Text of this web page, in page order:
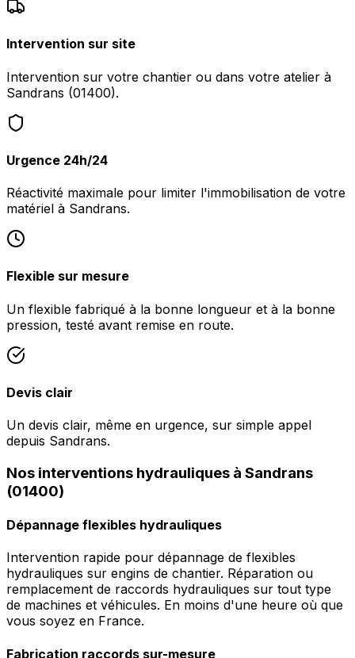
Intervention sur site
Intervention sur votre chantier ou dans votre atelier à
Sandrans (01400).
Urgence 24h/24
Réactivité maximale pour limiter l'immobilisation de votre
matériel à Sandrans.
Flexible sur mesure
Un flexible fabriqué à la bonne longueur et à la bonne
pression, testé avant remise en route.
Devis clair
Un devis clair, même en urgence, sur simple appel
depuis Sandrans.
Nos interventions hydrauliques à Sandrans
(01400)
Dépannage flexibles hydrauliques
Intervention rapide pour dépannage de flexibles
hydrauliques sur engins de chantier. Réparation ou
remplacement de raccords hydrauliques sur tout type
de machines et véhicules. En moins d'une heure où que
vous soyez en France.
Fabrication raccords sur-mesure